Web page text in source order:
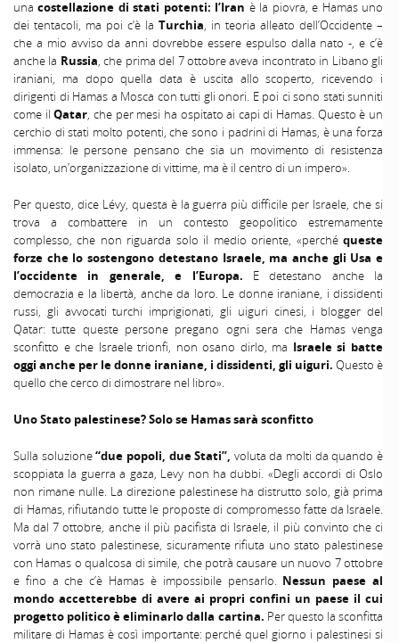
unacostellazione di stati potenti: l’Iran è la piovra, e Hamas uno
dei tentacoli, ma poi c’è la Turchia, in teoria alleato dell’Occidente –
che a mio avviso da anni dovrebbe essere espulso dalla nato -, e c’è
anche la Russia, che prima del 7 ottobre aveva incontrato in Libano gli
iraniani, ma dopo quella data è uscita allo scoperto, ricevendo i
dirigenti di Hamas a Mosca con tutti gli onori. E poi ci sono stati sunniti
come ilQatar, che per mesi ha ospitato ai capi di Hamas. Questo è un
cerchio di stati molto potenti, che sono i padrini di Hamas, è una forza
immensa: le persone pensano che sia un movimento di resistenza
isolato, un’organizzazione di vittime, ma è il centro di un impero».
Per questo, dice Lévy, questa è la guerra più difficile per Israele, che si
trova a combattere in un contesto geopolitico estremamente
complesso, che non riguarda solo il medio oriente, «perché queste
forze che lo sostengono detestano Israele, ma anche gli Usa e
l’occidente in generale, e l’Europa. E detestano anche la
democrazia e la libertà, anche da loro. Le donne iraniane, i dissidenti
russi, gli avvocati turchi imprigionati, gli uiguri cinesi, i blogger del
Qatar: tutte queste persone pregano ogni sera che Hamas venga
sconfitto e che Israele trionfi, non osano dirlo, ma Israele si batte
oggi anche per le donne iraniane, i dissidenti, gli uiguri. Questo è
quello che cerco di dimostrare nel libro».
Uno Stato palestinese? Solo se Hamas sarà sconfitto
Sulla soluzione“due popoli, due Stati”, voluta da molti da quando è
scoppiata la guerra a gaza, Levy non ha dubbi. «Degli accordi di Oslo
non rimane nulle. La direzione palestinese ha distrutto solo, già prima
di Hamas, rifiutando tutte le proposte di compromesso fatte da Israele.
Ma dal 7 ottobre, anche il più pacifista di Israele, il più convinto che ci
vorrà uno stato palestinese, sicuramente rifiuta uno stato palestinese
con Hamas o qualcosa di simile, che potrà causare un nuovo 7 ottobre
e fino a che c’è Hamas è impossibile pensarlo. Nessun paese al
mondo accetterebbe di avere ai propri confini un paese il cui
progetto politico è eliminarlo dalla cartina. Per questo la sconfitta
militare di Hamas è così importante: perché quel giorno i palestinesi si